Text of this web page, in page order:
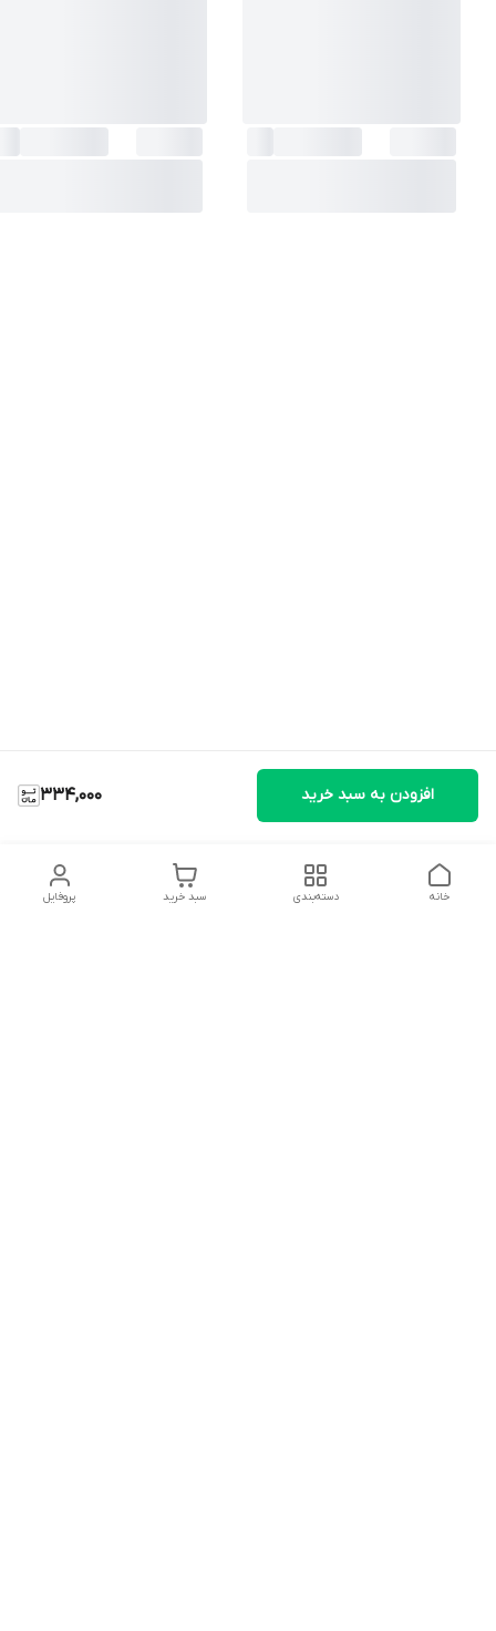
334,000 افزودن به سبد خرید
پروفایل سبد خرید دسته‌بندی خانه